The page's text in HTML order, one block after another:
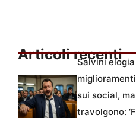
Articoli recenti
Salvini elogia
sui social,
travolgono: